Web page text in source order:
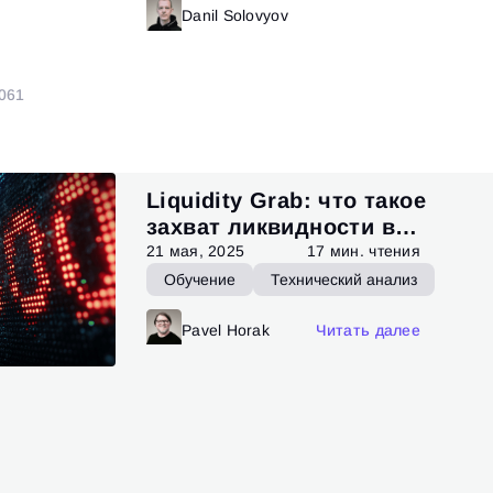
Danil Solovyov
61
Liquidity Grab: что такое
захват ликвидности в
трейдинге
21 мая, 2025
17 мин. чтения
Обучение
Технический анализ
Pavel Horak Читать далее